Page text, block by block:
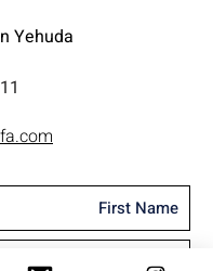
Yehuda